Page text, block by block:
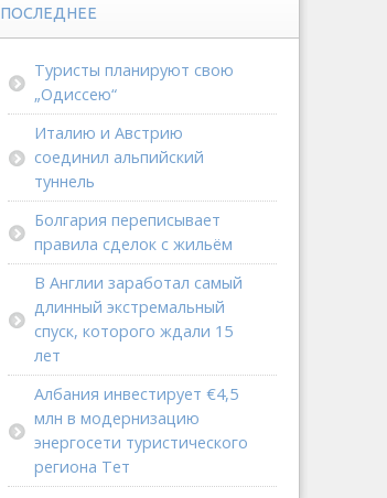
ПОСЛЕДНЕЕ
Туристы планируют свою
„Одиссею“
Италию и Австрию
соединил альпийский
туннель
Болгария переписывает
правила сделок с жильём
В Англии заработал самый
длинный экстремальный
спуск, которого ждали 15
лет
Албания инвестирует €4,5
млн в модернизацию
энергосети туристического
региона Тет